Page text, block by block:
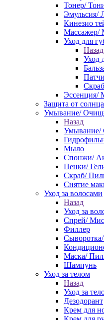
Тонер/
Эмульсия/
Кинезио
Массажер/
Уход для
Назад
Уход
Скраб
Эссенция/
Защита от солнца
Умывание/
Назад
Умывание/
Мыло
Спонжи/
Пенки/
Скраб/
Снятие
Уход за волосами
Назад
Уход за
Спрей/
Филлер
Маска/
Шампунь
Уход за телом
Назад
Уход за
Дезодорант
Крем для